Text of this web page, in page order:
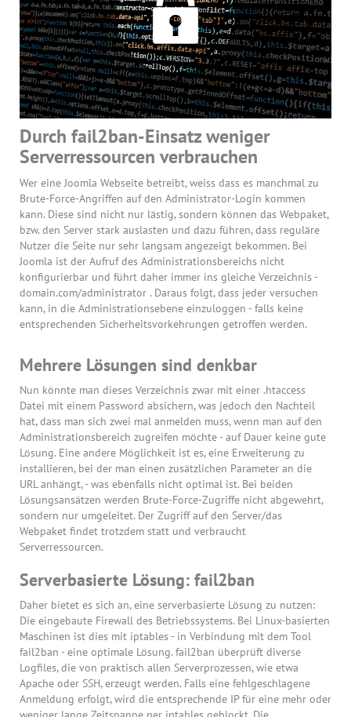
Durch fail2ban-Einsatz weniger
Serverressourcen verbrauchen
Wer eine Joomla Webseite betreibt, weiss dass es manchmal zu
Brute-Force-Angriffen auf den Administrator-Login kommen
kann. Diese sind nicht nur lästig, sondern können das Webpaket,
bzw. den Server stark auslasten und dazu führen, dass reguläre
Nutzer die Seite nur sehr langsam angezeigt bekommen. Bei
Joomla ist der Aufruf des Administrationsbereichs nicht
konfigurierbar und führt daher immer ins gleiche Verzeichnis -
domain.com/administrator . Daraus folgt, dass jeder versuchen
kann, in die Administrationsebene einzuloggen - falls keine
entsprechenden Sicherheitsvorkehrungen getroffen werden.
Mehrere Lösungen sind denkbar
Nun könnte man dieses Verzeichnis zwar mit einer .htaccess
Datei mit einem Password absichern, was jedoch den Nachteil
hat, dass man sich zwei mal anmelden muss, wenn man auf den
Administrationsbereich zugreifen möchte - auf Dauer keine gute
Lösung. Eine andere Möglichkeit ist es, eine Erweiterung zu
installieren, bei der man einen zusätzlichen Parameter an die
URL anhängt, - was ebenfalls nicht optimal ist. Bei beiden
Lösungsansätzen werden Brute-Force-Zugriffe nicht abgewehrt,
sondern nur umgeleitet. Der Zugriff auf den Server/das
Webpaket findet trotzdem statt und verbraucht
Serverressourcen.
Serverbasierte Lösung: fail2ban
Daher bietet es sich an, eine serverbasierte Lösung zu nutzen:
Die eingebaute Firewall des Betriebssystems. Bei Linux-basierten
Maschinen ist dies mit iptables - in Verbindung mit dem Tool
fail2ban - eine optimale Lösung. fail2ban überprüft diverse
Logfiles, die von praktisch allen Serverprozessen, wie etwa
Apache oder SSH, erzeugt werden. Falls eine fehlgeschlagene
Anmeldung erfolgt, wird die entsprechende IP für eine mehr oder